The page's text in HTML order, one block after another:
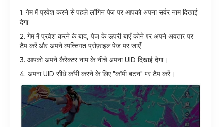
1. गेम में प्रवेश करने से पहले लॉगिन पेज पर आपको अपना सर्वर नाम दिखाई
देगा
2. गेम में प्रवेश करने के बाद, पेज के ऊपरी बाएँ कोने पर अपने अवतार पर
टैप करें और अपने व्यक्तिगत प्रोफ़ाइल पेज पर जाएँ
3. आपको अपने कैरेक्टर नाम के नीचे अपना UID दिखाई देगा।
4. अपना UID सीधे कॉपी करने के लिए "कॉपी बटन" पर टैप करें।